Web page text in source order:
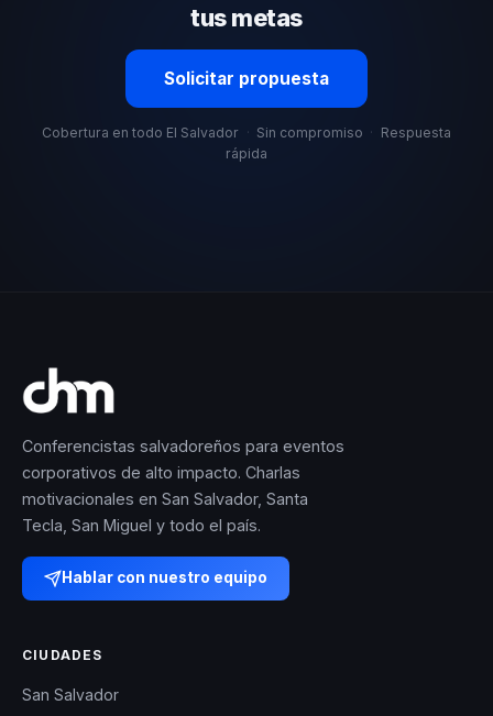
tus metas
Solicitar propuesta
Cobertura en todo El Salvador · Sin compromiso · Respuesta
rápida
Conferencistas salvadoreños para eventos
corporativos de alto impacto. Charlas
motivacionales en San Salvador, Santa
Tecla, San Miguel y todo el país.
Hablar con nuestro equipo
CIUDADES
San Salvador